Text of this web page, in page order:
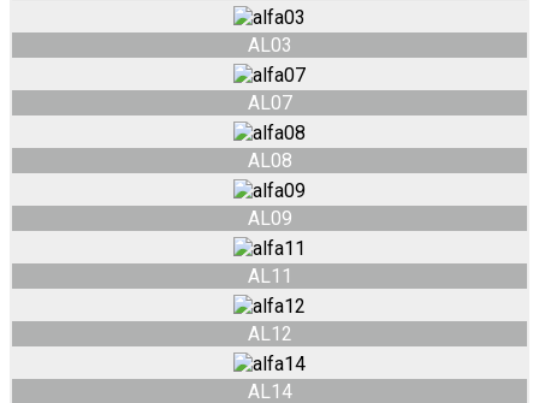
AL03
AL07
AL08
AL09
AL11
AL12
AL14